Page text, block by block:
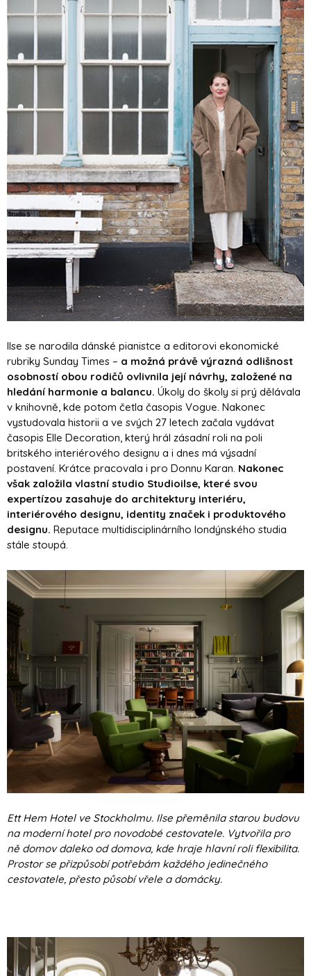
Ilse se narodila dánské pianistce a editorovi ekonomické
rubriky Sunday Times – a možná právě výrazná odlišnost
osobností obou rodičů ovlivnila její návrhy, založené na
hledání harmonie a balancu. Úkoly do školy si prý dělávala
v knihovně, kde potom četla časopis Vogue. Nakonec
vystudovala historii a ve svých 27 letech začala vydávat
časopis Elle Decoration, který hrál zásadní roli na poli
britského interiérového designu a i dnes má výsadní
postavení. Krátce pracovala i pro Donnu Karan. Nakonec
však založila vlastní studio Studioilse, které svou
expertízou zasahuje do architektury interiéru,
interiérového designu, identity značek i produktového
designu. Reputace multidisciplinárního londýnského studia
stále stoupá.
Ett Hem Hotel ve Stockholmu. Ilse přeměnila starou budovu
na moderní hotel pro novodobé cestovatele. Vytvořila pro
ně domov daleko od domova, kde hraje hlavní roli flexibilita.
Prostor se přizpůsobí potřebám každého jedinečného
cestovatele, přesto působí vřele a domácky.